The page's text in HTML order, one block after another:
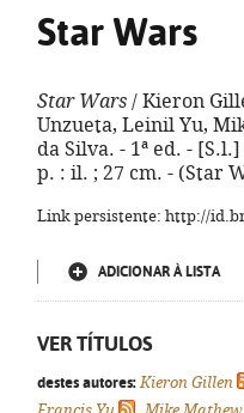
Star Wars
Star Wars / Kieron
Unzueta, Leinil Yu,
da Silva. - 1ª ed. -
p. : il. ; 27 cm. - (Star
Link persistente: http://
ADICIONAR À LISTA
VER TÍTULOS
destes autores: Kieron Gillen